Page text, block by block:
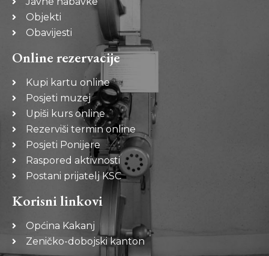
Objekti
Obavijesti
Online rezervacije
Kupi kartu online
Posjeti muzej
Upiši kurs online
Rezerviši termin online
Posjeti Ponijere
Raspored aktivnosti
Postani prijatelj KSC
Korisni linkovi
Općina Kakanj
Zeničko-dobojski kanton